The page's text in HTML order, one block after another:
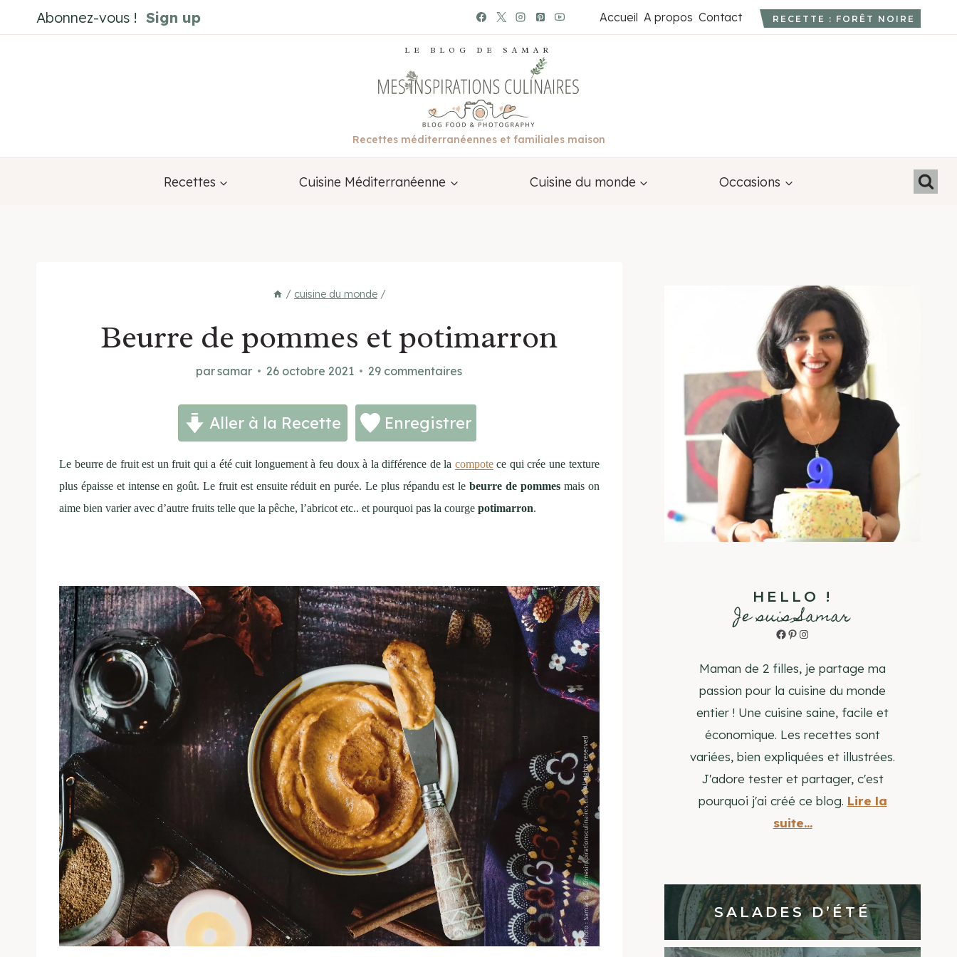
au
Abonnez-vous ! Sign up Accueil A propos Contact RECETTE : FORÊT NOIRE
LE BLOG DE SAMAR
Recettes méditerranéennes et familiales maison
Recettes Cuisine Méditerranéenne Cuisine du monde Occasions
/ cuisine du monde /
Beurre de pommes et potimarron
parsamar 26 octobre 2021 29 commentaires
Aller à la Recette Enregistrer
Le beurre de fruit est un fruit qui a été cuit longuement à feu doux à la différence de la compotece qui crée une texture
plus épaisse et intense en goût. Le fruit est ensuite réduit en purée. Le plus répandu est lebeurre de pommesmais on
aime bien varier avec d’autre fruits telle que la pêche, l’abricot etc.. et pourquoi pas la courge potimarron.
HELLO !
Je suis Samar
Facebook
Pinterest
Instagram
Maman de 2 filles, je partage ma
passion pour la cuisine du monde
entier ! Une cuisine saine, facile et
économique. Les recettes sont
variées, bien expliquées et illustrées.
J'adore tester et partager, c'est
pourquoi j'ai créé ce blog. Lire la
suite...
SALADES D’ÉTÉ